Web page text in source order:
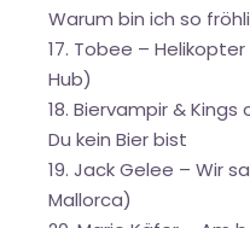
Warum bin ich so
17. Tobee –
Hub)
18. Biervampir &
Du kein Bier bist
19. Jack Gelee – Wir
Mallorca)